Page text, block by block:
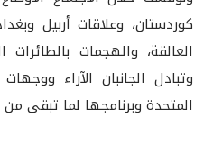
كوردستان، وعلاقات أربيل
العالقة، والهجمات
وتبادل الجانبان الآراء
المتحدة وبرنامجها لما تبقى